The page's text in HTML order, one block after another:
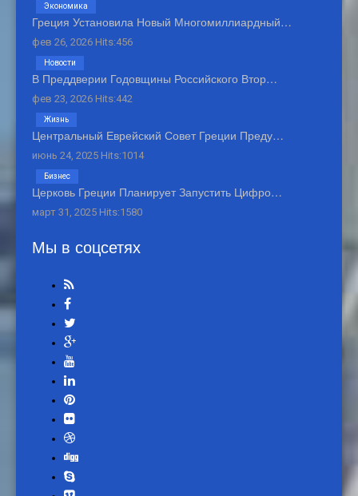
Греция Установила Новый Многомиллиардный…
фев 26, 2026 Hits:456
Экономика
В Преддверии Годовщины Российского Втор…
фев 23, 2026 Hits:442
Новости
Центральный Еврейский Совет Греции Преду…
июнь 24, 2025 Hits:1014
Жизнь
Церковь Греции Планирует Запустить Цифро…
март 31, 2025 Hits:1580
Бизнес
Мы в соцсетях